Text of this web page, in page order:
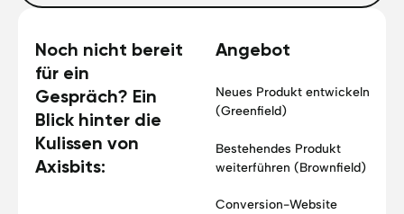
Noch nicht bereit
für ein
Gespräch? Ein
Blick hinter die
Kulissen von
Axisbits:
Angebot
Neues Produkt entwickeln
(Greenfield)
Bestehendes Produkt
weiterführen (Brownfield)
Conversion-Website